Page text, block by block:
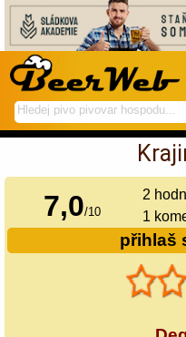
hledej
na
spustí
hledání
7,0/10
2
1
přihlaš